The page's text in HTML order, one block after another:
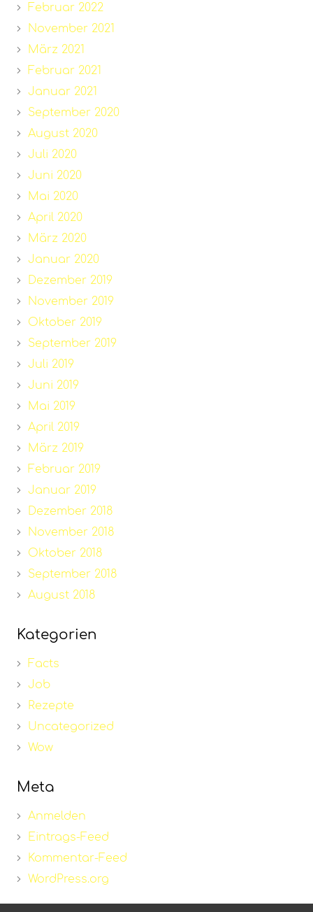
Februar 2022
November 2021
März 2021
Februar 2021
Januar 2021
September 2020
August 2020
Juli 2020
Juni 2020
Mai 2020
April 2020
März 2020
Januar 2020
Dezember 2019
November 2019
Oktober 2019
September 2019
Juli 2019
Juni 2019
Mai 2019
April 2019
März 2019
Februar 2019
Januar 2019
Dezember 2018
November 2018
Oktober 2018
September 2018
August 2018
Kategorien
Facts
Job
Rezepte
Uncategorized
Wow
Meta
Anmelden
Eintrags-Feed
Kommentar-Feed
WordPress.org